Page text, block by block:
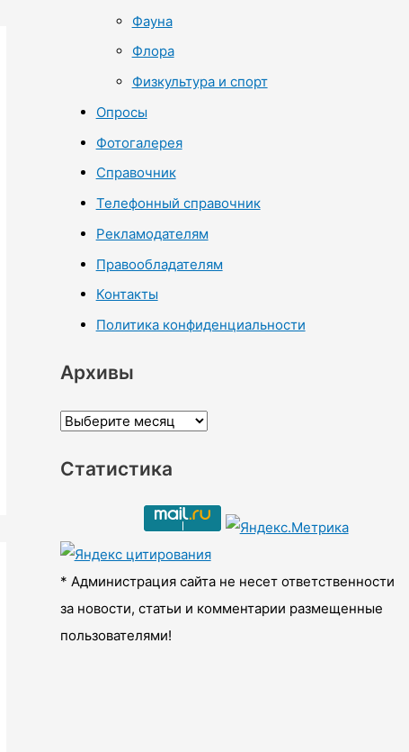
Фауна
Флора
Физкультура и спорт
Опросы
Фотогалерея
Справочник
Телефонный справочник
Рекламодателям
Правообладателям
Контакты
Политика конфиденциальности
Архивы
А
х
ы
Статистика
* Администрация сайта не несет ответственности
за новости, статьи и комментарии размещенные
пользователями!